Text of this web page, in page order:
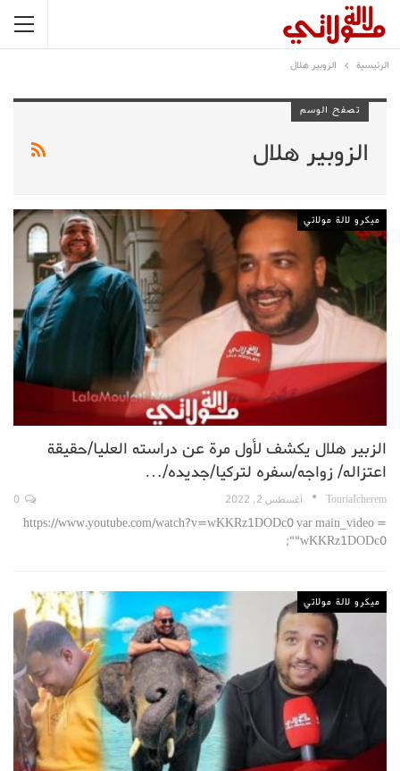
الرئيسية الزوبير هلال
تصفح الوسم
الزوبير هلال
ميكرو لالة مولاتي
الزبير هلال يكشف لأول مرة عن دراسته العليا/حقيقة
اعتزاله/ زواجه/سفره لتركيا/جديده/…
TouriaIcherem أغسطس 2, 2022
https://www.youtube.com/watch?v=wKKRz1DODc0 var main_video =
"wKKRz1DODc0";
ميكرو لالة مولاتي